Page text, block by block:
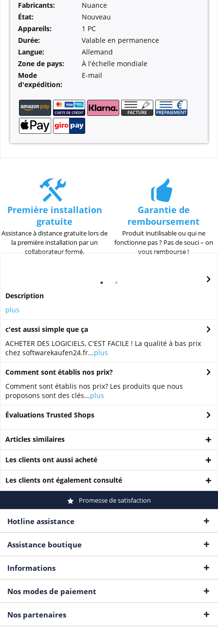
Fabricants:
Nuance
État:
Nouveau
Appareils:
1 PC
Durée:
Valable en permanence
Langue:
Allemand
Zone de pays:
À l'échelle mondiale
Mode
d'expédition:
E-mail
Première installation
gratuite
Assistance à distance gratuite lors de
la première installation par un
collaborateur formé.
Garantie de
remboursement
Produit inutilisable ou qui ne
fonctionne pas ? Pas de souci – on
vous rembourse !
Description
plus
c'est aussi simple que ça
ACHETER DES LOGICIELS, C'EST FACILE ! La qualité à bas prix
chez softwarekaufen24.fr...plus
Comment sont établis nos prix?
Comment sont établis nos prix? Les produits que nous
proposons sont des clés...plus
Évaluations Trusted Shops
Articles similaires
Les clients ont aussi acheté
Les clients ont également consulté
Promesse de satisfaction
Hotline assistance
Assistance boutique
Informations
Nos modes de paiement
Nos partenaires